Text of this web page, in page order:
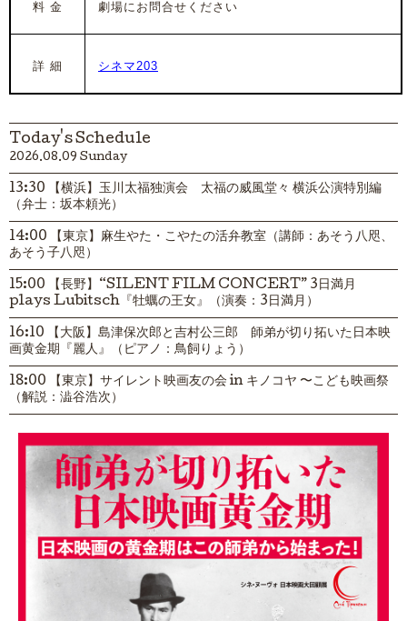
料 金 劇場にお問合せください
詳 細 シネマ203
Today's Schedule
2026.08.09 Sunday
13:30 【横浜】玉川太福独演会 太福の威風堂々 横浜公演特別編
（弁士：坂本頼光）
14:00 【東京】麻生やた・こやたの活弁教室（講師：あそう八咫、
あそう子八咫）
15:00 【長野】“SILENT FILM CONCERT” 3日満月
plays Lubitsch『牡蠣の王女』（演奏：3日満月）
16:10 【大阪】島津保次郎と吉村公三郎 師弟が切り拓いた日本映
画黄金期『麗人』（ピアノ：鳥飼りょう）
18:00 【東京】サイレント映画友の会 in キノコヤ 〜こども映画祭
（解説：澁谷浩次）